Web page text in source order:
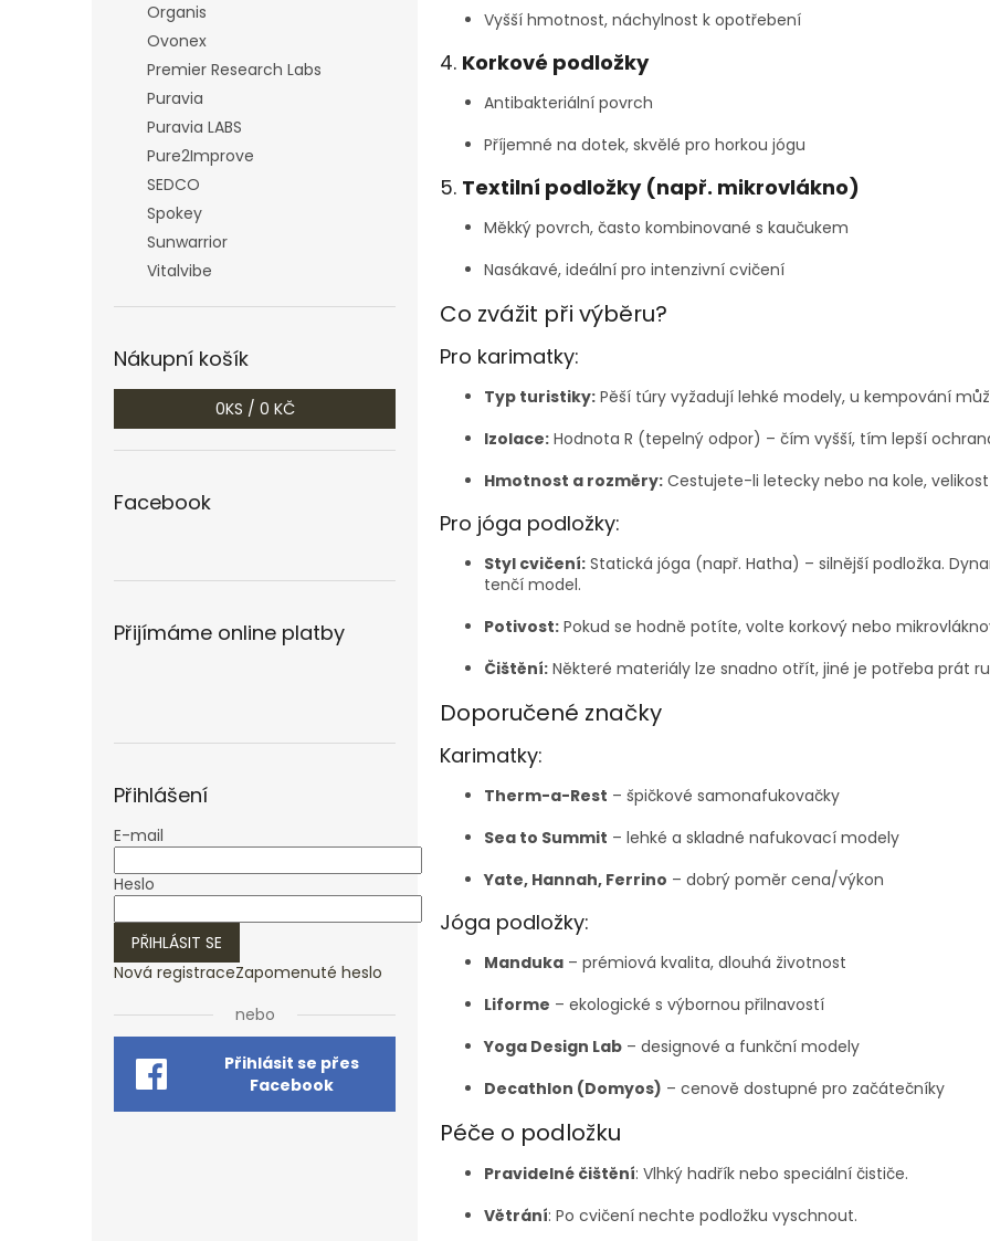
Organis
Ovonex
Premier Research Labs
Puravia
Puravia LABS
Pure2Improve
SEDCO
Spokey
Sunwarrior
Vitalvibe
Nákupní košík
0KS / 0 KČ
Facebook
Přijímáme online platby
Přihlášení
E-mail
Heslo
PŘIHLÁSIT SE
Nová registraceZapomenuté heslo
nebo
Přihlásit se přes
Facebook
Vyšší hmotnost, náchylnost k opotřebení
4. Korkové podložky
Antibakteriální povrch
Příjemné na dotek, skvělé pro horkou jógu
5. Textilní podložky (např. mikrovlákno)
Měkký povrch, často kombinované s kaučukem
Nasákavé, ideální pro intenzivní cvičení
Co zvážit při výběru?
Pro karimatky:
Typ turistiky: Pěší túry vyžadují lehké modely, u kempování
Izolace: Hodnota R (tepelný odpor) – čím vyšší, tím lepší
Hmotnost a rozměry: Cestujete-li letecky nebo na kole,
Pro jóga podložky:
Styl cvičení: Statická jóga (např. Hatha) – silnější podložka.
tenčí model.
Potivost: Pokud se hodně potíte, volte korkový nebo
Čištění: Některé materiály lze snadno otřít, jiné je potřeba prát
Doporučené značky
Karimatky:
Therm-a-Rest – špičkové samonafukovačky
Sea to Summit – lehké a skladné nafukovací modely
Yate, Hannah, Ferrino – dobrý poměr cena/výkon
Jóga podložky:
Manduka – prémiová kvalita, dlouhá životnost
Liforme – ekologické s výbornou přilnavostí
Yoga Design Lab – designové a funkční modely
Decathlon (Domyos) – cenově dostupné pro začátečníky
Péče o podložku
Pravidelné čištění: Vlhký hadřík nebo speciální čističe.
Větrání: Po cvičení nechte podložku vyschnout.